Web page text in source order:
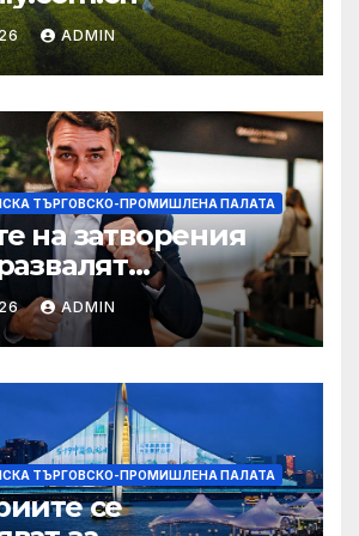
ADMIN
ТЪРГОВСКО-ПРОМИШЛЕНА ПАЛАТА
на затворения
на Флавио
за президент на
ADMIN
ТЪРГОВСКО-ПРОМИШЛЕНА ПАЛАТА
се